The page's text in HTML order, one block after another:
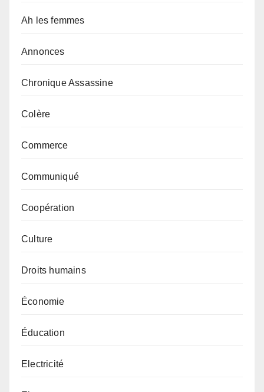
Ah les femmes
Annonces
Chronique Assassine
Colère
Commerce
Communiqué
Coopération
Culture
Droits humains
Économie
Éducation
Electricité